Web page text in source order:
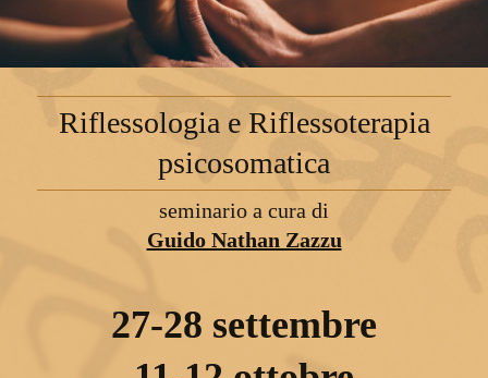
Riflessologia e Riflessoterapia
psicosomatica
seminario a cura di
Guido Nathan Zazzu
27-28 settembre